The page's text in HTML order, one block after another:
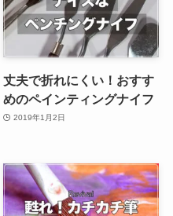
丈夫で折れにくい！おすす
めのペインティングナイフ
2019年1月2日